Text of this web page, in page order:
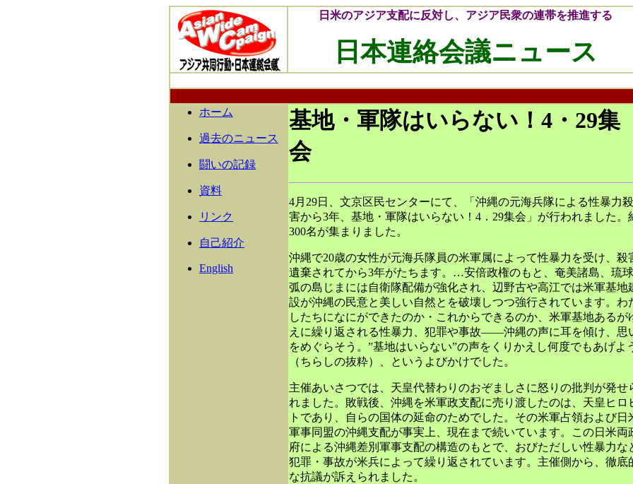
日米のアジア支配に反対し、アジア民衆の連帯を推進する
日本連絡会議ニュース
ホーム
過去のニュース
闘いの記録
資料
リンク
自己紹介
English
基地・軍隊はいらない！4・29集
会
4月29日、文京区民センターにて、「沖縄の元海兵隊による性暴力殺
害から3年、基地・軍隊はいらない！4．29集会」が行われました。
300名が集まりました。
沖縄で20歳の女性が元海兵隊員の米軍属によって性暴力を受け、殺
遺棄されてから3年がたちます。…安倍政権のもと、奄美諸島、琉球
弧の島じまには自衛隊配備が強化され、辺野古や高江では米軍基地
設が沖縄の民意と美しい自然とを破壊しつつ強行されています。わ
したちになにができたのか・これからできるのか、米軍基地あるが
えに繰り返される性暴力、犯罪や事故――沖縄の声に耳を傾け、思
をめぐらそう。”基地はいらない”の声をくりかえし何度でもあげよ
（ちらしの抜粋）、というよびかけでした。
主催あいさつでは、天皇代替わりのおぞましさに怒りの批判が発せ
れました。敗戦後、沖縄を米軍政支配に売り渡したのは、天皇ヒロ
トであり、自らの国体の延命のためでした。その米軍占領および日
軍事同盟の沖縄支配が事実上、現在まで続いています。この日米両
府による沖縄差別軍事支配の構造のもとで、おびただしい性暴力な
犯罪・事故が米兵によって繰り返されています。主催側から、徹底
な抗議が訴えられました。